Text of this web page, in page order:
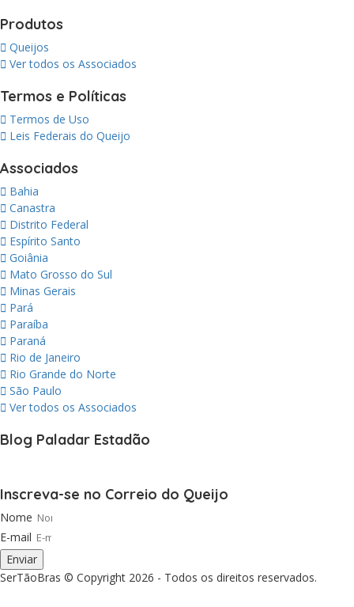
Produtos
Queijos
Ver todos os Associados
Termos e Políticas
Termos de Uso
Leis Federais do Queijo
Associados
Bahia
Canastra
Distrito Federal
Espírito Santo
Goiânia
Mato Grosso do Sul
Minas Gerais
Pará
Paraíba
Paraná
Rio de Janeiro
Rio Grande do Norte
São Paulo
Ver todos os Associados
Blog Paladar Estadão
Inscreva-se no Correio do Queijo
Nome
E-mail
Enviar
SerTãoBras © Copyright 2026 - Todos os direitos reservados.